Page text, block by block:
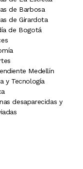
de Barbosa
de Girardota
de Bogotá
Medellín
y Tecnología
desaparecidas y